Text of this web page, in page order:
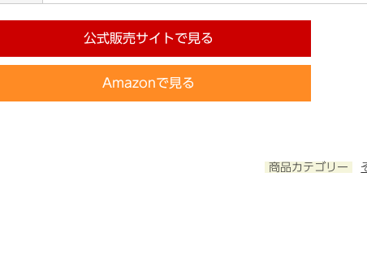
公式販売サイトで見る
Amazonで見る
商品カテゴリー